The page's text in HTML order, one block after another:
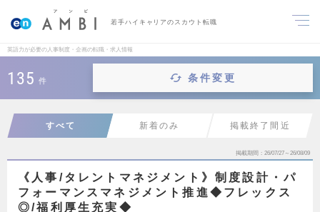
若手ハイキャリアのスカウト転職
英語力が必要の人事制度・企画の転職・求人情報
135 件 条件変更
すべて 新着のみ 掲載終了間近
掲載期間 26/07/27～26/08/09
《人事/タレントマネジメント》制度設計・パ
フォーマンスマネジメント推進◆フレックス
◎/福利厚生充実◆